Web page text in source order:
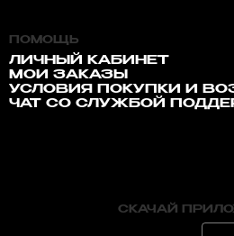
ПОМОЩЬ
ЛИЧНЫЙ КАБИНЕТ
МОИ ЗАКАЗЫ
УСЛОВИЯ ПОКУПКИ И
ЧАТ СО СЛУЖБОЙ
СКАЧАЙ